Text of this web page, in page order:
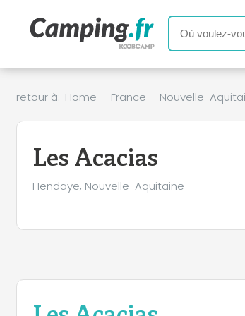
retour à: Home - France - Nouvelle-
Les Acacias
Hendaye, Nouvelle-Aquitaine